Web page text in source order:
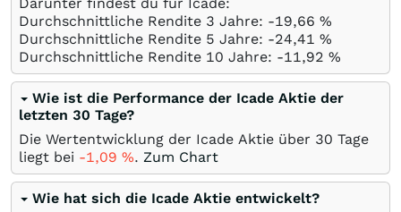
Durchschnittliche Rendite 3 Jahre: -19,66 %
Durchschnittliche Rendite 5 Jahre: -24,41 %
Durchschnittliche Rendite 10 Jahre: -11,92 %
Wie ist die Performance der Icade Aktie der
letzten 30 Tage?
Die Wertentwicklung der Icade Aktie über 30 Tage
liegt bei -1,09 %. Zum Chart
Wie hat sich die Icade Aktie entwickelt?